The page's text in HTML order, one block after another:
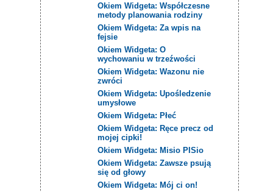
Okiem Widgeta: Współczesne
metody planowania rodziny
Okiem Widgeta: Za wpis na
fejsie
Okiem Widgeta: O
wychowaniu w trzeźwości
Okiem Widgeta: Wazonu nie
zwróci
Okiem Widgeta: Upośledzenie
umysłowe
Okiem Widgeta: Płeć
Okiem Widgeta: Ręce precz od
mojej cipki!
Okiem Widgeta: Misio PISio
Okiem Widgeta: Zawsze psują
się od głowy
Okiem Widgeta: Mój ci on!